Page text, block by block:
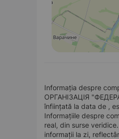
Informația despre
ОРГАНІЗАЦІЯ
înființată la data de ,
Informațiile despre
real, din surse
informații la zi,